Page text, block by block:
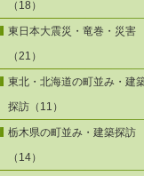
（18）
東日本大震災・竜巻・災害
（21）
東北・北海道の町並み・建
探訪（11）
栃木県の町並み・建築探訪
（14）